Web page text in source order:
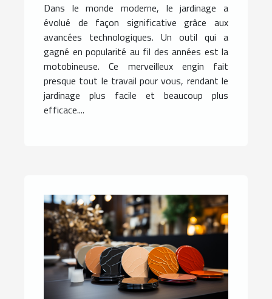
Dans le monde moderne, le jardinage a
évolué de façon significative grâce aux
avancées technologiques. Un outil qui a
gagné en popularité au fil des années est la
motobineuse. Ce merveilleux engin fait
presque tout le travail pour vous, rendant le
jardinage plus facile et beaucoup plus
efficace....